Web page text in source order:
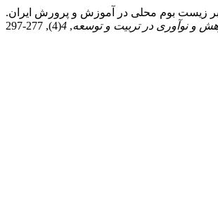
و نوآوری در تربیت و توسعه,
4